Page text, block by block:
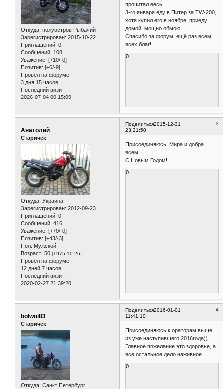
Откуда: полуостров Рыбачий
Зарегистрирован: 2015-10-22
Приглашений: 0
Сообщений: 108
Уважение: [+10/-0]
Позитив: [+6/-9]
Провел на форуме:
3 дня 15 часов
Последний визит:
2026-07-04 00:15:09
прочитал весь.
3-го января еду в Питер за TW-200,
хотя купил его в ноябре, приеду
домой, мощно обмою!
Спасибо за форум, ещё раз всем
всех благ!
0
Поделиться 3
2015-12-31
23:21:50
Анатолий
Старичёк
Откуда: Украина
Зарегистрирован: 2012-09-23
Приглашений: 0
Сообщений: 416
Уважение: [+70/-0]
Позитив: [+43/-3]
Пол: Мужской
Возраст: 50 [1975-10-26]
Провел на форуме:
12 дней 7 часов
Последний визит:
2020-02-27 21:39:20
Присоединяюсь. Мира и добра
всем!
С Новым Годом!
0
Поделиться 4
2016-01-01
11:41:10
bolwoi83
Старичёк
Откуда: Санкт Петербург
Присоединяюсь к ораторам выше,
из уже наступившего 2016года))
Главное пожелание это здоровье, а
все остальное дело наживное...
0